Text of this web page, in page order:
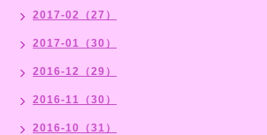
2017-02（27）
2017-01（30）
2016-12（29）
2016-11（30）
2016-10（31）